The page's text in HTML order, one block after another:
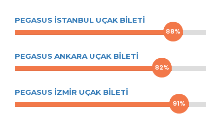
PEGASUS İSTANBUL UÇAK BILETI
88%
PEGASUS ANKARA UÇAK BILETI
82%
PEGASUS İZMIR UÇAK BILETI
91%